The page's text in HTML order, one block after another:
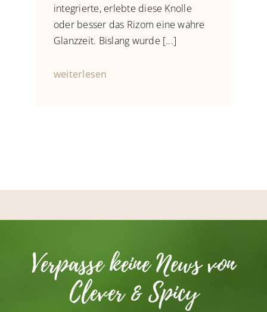
integrierte, erlebte diese Knolle
oder besser das Rizom eine wahre
Glanzzeit. Bislang wurde [...]
weiterlesen
Verpasse keine News von
Clever & Spicy